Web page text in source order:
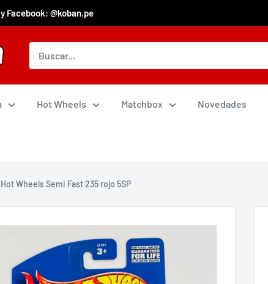
Facebook: @koban.pe
Hot Wheels Matchbox Novedades
Wheels Semi Fast 235 rojo 5SP